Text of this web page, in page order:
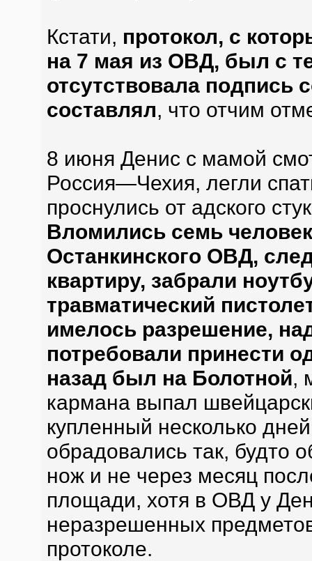
Кстати, протокол, с
на 7 мая из ОВД, был с
отсутствовала подпись
составлял, что отчим
8 июня Денис с мамой
Россия—Чехия, легли
проснулись от адского
Вломились семь
Останкинского ОВД,
квартиру, забрали
травматический
имелось разрешение,
потребовали принести
назад был на Болотной,
кармана выпал
купленный несколько
обрадовались так, будто
нож и не через месяц
площади, хотя в ОВД у
неразрешенных
протоколе.